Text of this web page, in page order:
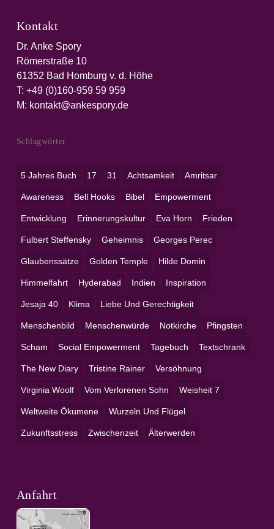
Kontakt
Dr. Anke Spory
Römerstraße 10
61352 Bad Homburg v. d. Höhe
T: +49 (0)160-959 59 959‬
M: kontakt@ankespory.de
Schlagwörter
5 Jahres Buch 17 31 Achtsamkeit Amritsar
Awareness Bell Hooks Bibel Empowerment
Entwicklung Erinnerungskultur Eva Horn Frieden
Fulbert Steffensky Geheimnis Georges Perec
Glaubenssätze Golden Temple Hilde Domin
Himmelfahrt Hyderabad Indien Inspiration
Jesaja 40 Klima Liebe Und Gerechtigkeit
Menschenbild Menschenwürde Notkirche Pfingsten
Scham Social Empowerment Tagebuch Textschrank
The New Diary Tristine Rainer Versöhnung
Virginia Woolf Vom Verlorenen Sohn Weisheit 7
Weltweite Ökumene Wurzeln Und Flügel
Zukunftsstress Zwischenzeit Älterwerden
Anfahrt